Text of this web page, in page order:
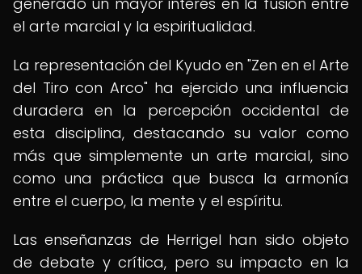
el arte marcial y la espiritualidad.
La representación del Kyudo en "Zen en el Arte
del Tiro con Arco" ha ejercido una influencia
duradera en la percepción occidental de
esta disciplina, destacando su valor como
más que simplemente un arte marcial, sino
como una práctica que busca la armonía
entre el cuerpo, la mente y el espíritu.
Las enseñanzas de Herrigel han sido objeto
de debate y crítica, pero su impacto en la